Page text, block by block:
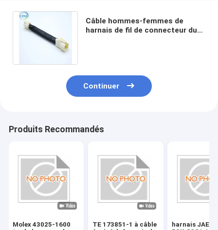
Câble hommes-femmes de
harnais de fil de connecteur du
Continuer
Produits Recommandés
Molex 43025-1600
TE 173851-1 à câble
harnais